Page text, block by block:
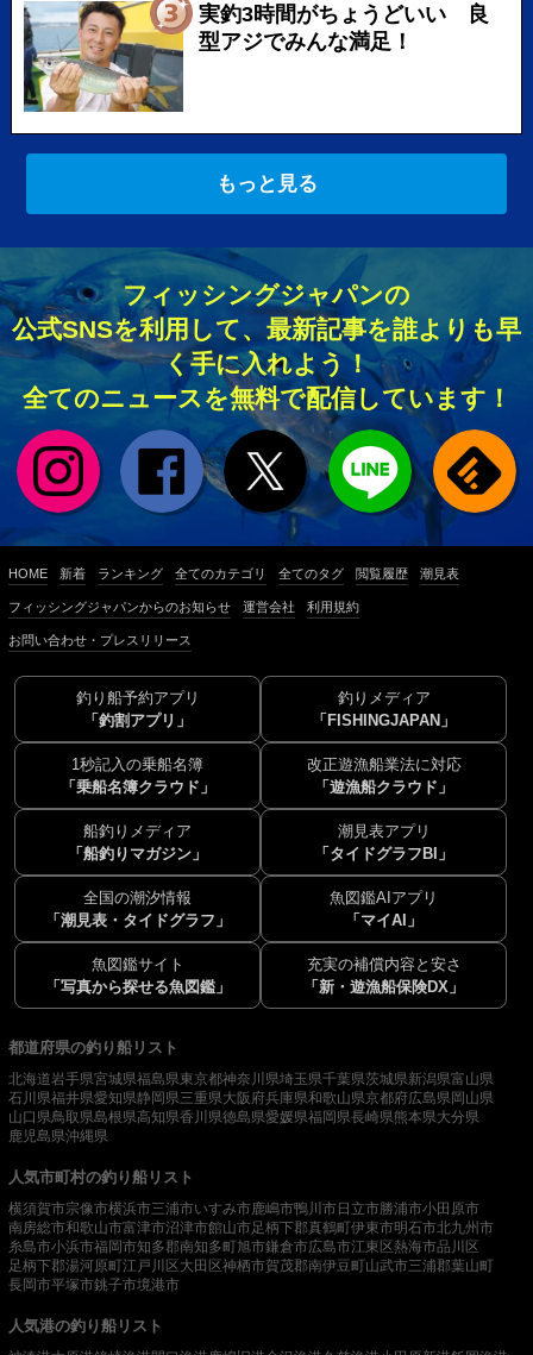
実釣3時間がちょうどいい 良
型アジでみんな満足！
もっと見る
フィッシングジャパンの
公式SNSを利用して、最新記事を誰よりも早
く手に入れよう！
全てのニュースを無料で配信しています！
HOME 新着 ランキング 全てのカテゴリ 全てのタグ 閲覧履歴 潮見表
フィッシングジャパンからのお知らせ 運営会社 利用規約
お問い合わせ・プレスリリース
釣り船予約アプリ
「釣割アプリ」
釣りメディア
「FISHINGJAPAN」
1秒記入の乗船名簿
「乗船名簿クラウド」
改正遊漁船業法に対応
「遊漁船クラウド」
船釣りメディア
「船釣りマガジン」
潮見表アプリ
「タイドグラフBI」
全国の潮汐情報
「潮見表・タイドグラフ」
魚図鑑AIアプリ
「マイAI」
魚図鑑サイト
「写真から探せる魚図鑑」
充実の補償内容と安さ
「新・遊漁船保険DX」
都道府県の釣り船リスト
北海道岩手県宮城県福島県東京都神奈川県埼玉県千葉県茨城県新潟県富山県
石川県福井県愛知県静岡県三重県大阪府兵庫県和歌山県京都府広島県岡山県
山口県鳥取県島根県高知県香川県徳島県愛媛県福岡県長崎県熊本県大分県
鹿児島県沖縄県
人気市町村の釣り船リスト
横須賀市宗像市横浜市三浦市いすみ市鹿嶋市鴨川市 日立市勝浦市小田原市
南房総市和歌山市富津市沼津市館山市足柄下郡真鶴町伊東市明石市北九州市
糸島市小浜市福岡市知多郡南知多町旭市鎌倉市広島市江東区熱海市品川区
足柄下郡湯河原町江戸川区 大田区神栖市賀茂郡南伊豆町山武市三浦郡葉山町
長岡市平塚市銚子市境港市
人気港の釣り船リスト